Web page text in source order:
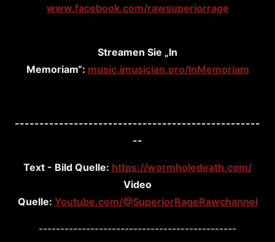
www.facebook.com/rawsuperiorrage
Streamen Sie „In
Memoriam“: music.imusician.pro/InMemoriam
--------------------------------------------------
--
Text - Bild Quelle: https://wormholedeath.com/
Video
Quelle: Youtube.com/@SuperiorRageRawchannel
----------------------------------------------